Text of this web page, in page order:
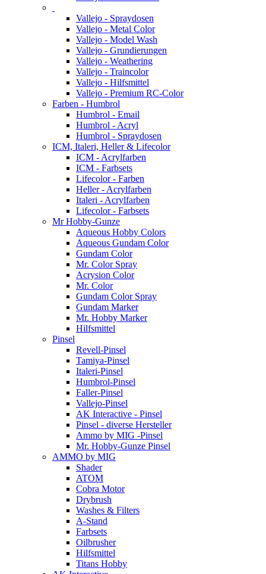
Vallejo - Spraydosen
Vallejo - Metal Color
Vallejo - Model Wash
Vallejo - Grundierungen
Vallejo - Weathering
Vallejo - Traincolor
Vallejo - Hilfsmittel
Vallejo - Premium RC-Color
Farben - Humbrol
Humbrol - Email
Humbrol - Acryl
Humbrol - Spraydosen
ICM, Italeri, Heller & Lifecolor
ICM - Acrylfarben
ICM - Farbsets
Lifecolor - Farben
Heller - Acrylfarben
Italeri - Acrylfarben
Lifecolor - Farbsets
Mr Hobby-Gunze
Aqueous Hobby Colors
Aqueous Gundam Color
Gundam Color
Mr. Color Spray
Acrysion Color
Mr. Color
Gundam Color Spray
Gundam Marker
Mr. Hobby Marker
Hilfsmittel
Pinsel
Revell-Pinsel
Tamiya-Pinsel
Italeri-Pinsel
Humbrol-Pinsel
Faller-Pinsel
Vallejo-Pinsel
AK Interactive - Pinsel
Pinsel - diverse Hersteller
Ammo by MIG -Pinsel
Mr. Hobby-Gunze Pinsel
AMMO by MIG
Shader
ATOM
Cobra Motor
Drybrush
Washes & Filters
A-Stand
Farbsets
Oilbrusher
Hilfsmittel
Titans Hobby